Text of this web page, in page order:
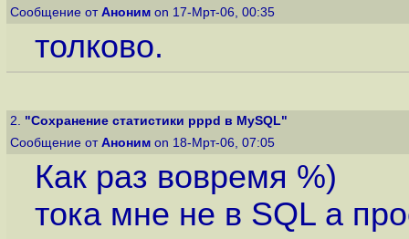
Сообщение от Аноним on 17-Мрт-06, 00:35
толково.
2. "Сохранение статистики pppd в MySQL"
Сообщение от Аноним on 18-Мрт-06, 07:05
Как раз вовремя %)
тока мне не в SQL а